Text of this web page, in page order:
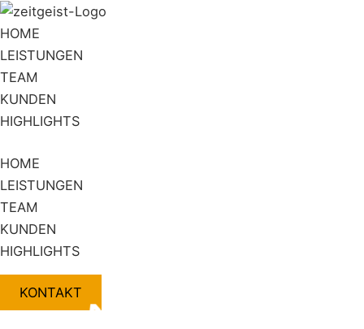
Zum
Inhalt
springen
HOME
LEISTUNGEN
TEAM
KUNDEN
HIGHLIGHTS
HOME
LEISTUNGEN
TEAM
KUNDEN
HIGHLIGHTS
KONTAKT
Flyout
Menu